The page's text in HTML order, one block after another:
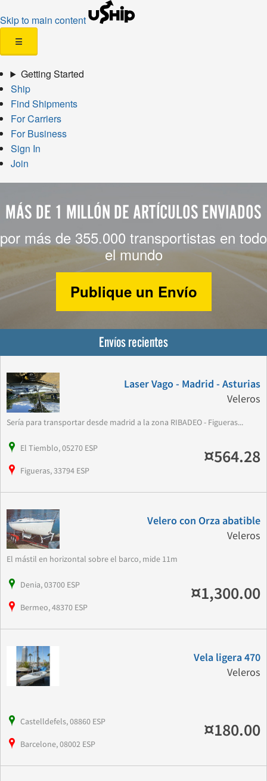
Skip to main content
☰
Getting Started
Ship
Find Shipments
For Carriers
For Business
Sign In
Join
MÁS DE 1 MILLÓN DE ARTÍCULOS ENVIADOS
por más de 355.000 transportistas en todo
el mundo
Publique un Envío
Envíos recientes
Laser Vago - Madrid - Asturias
Veleros
Sería para transportar desde madrid a la zona RIBADEO - Figueras...
El Tiemblo, 05270 ESP
Figueras, 33794 ESP
¤564.28
Velero con Orza abatible
Veleros
El mástil en horizontal sobre el barco, mide 11m
Denia, 03700 ESP
Bermeo, 48370 ESP
¤1,300.00
Vela ligera 470
Veleros
Castelldefels, 08860 ESP
Barcelone, 08002 ESP
¤180.00